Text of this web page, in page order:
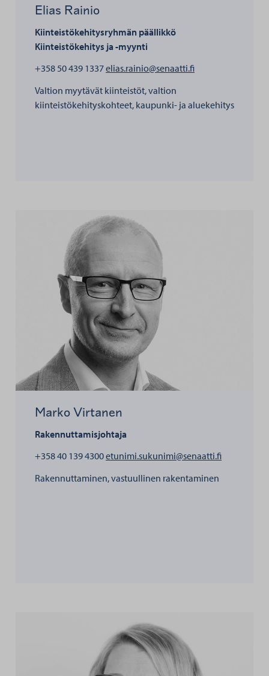
Elias Rainio
Kiinteistökehitysryhmän päällikkö
Kiinteistökehitys ja -myynti
+358 50 439 1337elias.rainio@senaatti.fihenkilölle Elias
Valtion myytävät kiinteistöt, valtion
kiinteistökehityskohteet, kaupunki- ja aluekehitys
Marko Virtanen
Rakennuttamisjohtaja
+358 40 139 4300etunimi.sukunimi@senaatti.fihenkilölle
Rakennuttaminen, vastuullinen rakentaminen